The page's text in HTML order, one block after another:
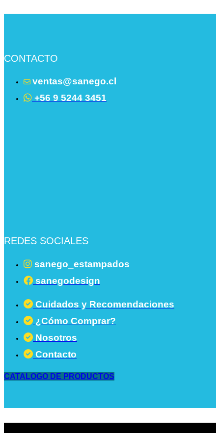
CONTACTO
ventas@sanego.cl
+56 9 5244 3451
REDES SOCIALES
sanego_estampados
sanegodesign
Cuidados y Recomendaciones
¿Cómo Comprar?
Nosotros
Contacto
CATALOGO DE PRODUCTOS